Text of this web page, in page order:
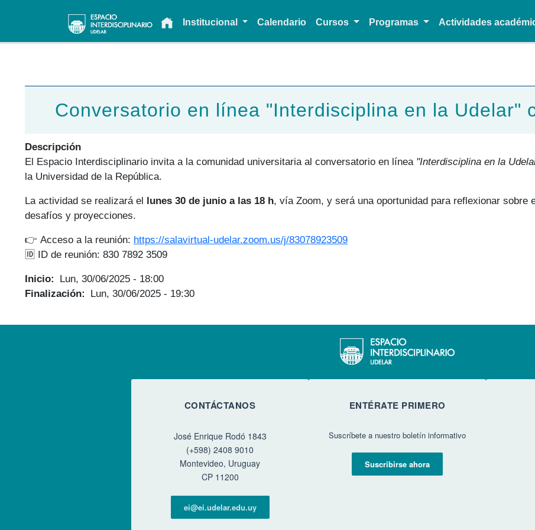
Main navigationInstitucional Calendario Cursos Programas Actividades
Conversatorio en línea "Interdisciplina en la Udelar"
Descripción
El Espacio Interdisciplinario invita a la comunidad universitaria al conversatorio en línea "Interdisciplina en la
la Universidad de la República.
La actividad se realizará el lunes 30 de junio a las 18 h, vía Zoom, y será una oportunidad para reflexionar
desafíos y proyecciones.
👉 Acceso a la reunión: https://salavirtual-udelar.zoom.us/j/83078923509
🆔 ID de reunión: 830 7892 3509
Inicio
Lun, 30/06/2025 - 18:00
Finalización
Lun, 30/06/2025 - 19:30
CONTÁCTANOS
José Enrique Rodó 1843
(+598) 2408 9010
Montevideo, Uruguay
CP 11200
ei@ei.udelar.edu.uy
ENTÉRATE PRIMERO
Suscríbete a nuestro boletín informativo
Suscribirse ahora